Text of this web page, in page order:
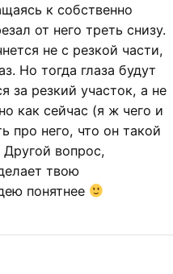
к собственно
от него треть снизу.
не с резкой части,
Но тогда глаза будут
за резкий участок, а не
как сейчас (я ж чего и
про него, что он такой
вопрос,
твою
понятнее